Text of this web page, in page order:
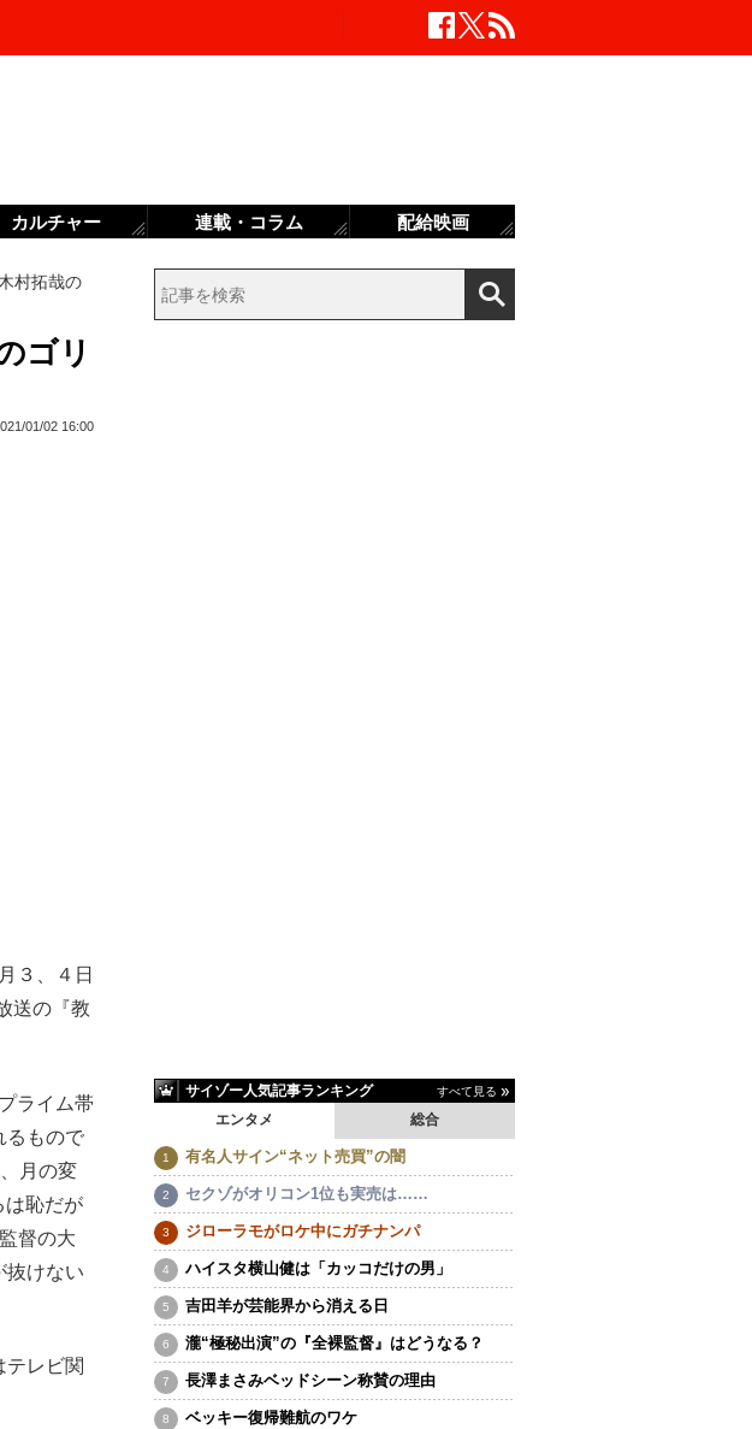
村拓哉の
ゴリ
01/02 16:00
３、４日
送の『教
ライム帯
るもので
月の変
は恥だが
督の大
抜けない
レビ関
サイゾー人気記事ランキング すべて見る
エンタメ 総合
有名人サイン“ネット売買”の闇
セクゾがオリコン1位も実売は……
ジローラモがロケ中にガチナンパ
ハイスタ横山健は「カッコだけの男」
吉田羊が芸能界から消える日
瀧“極秘出演”の『全裸監督』はどうなる？
長澤まさみベッドシーン称賛の理由
ベッキー復帰難航のワケ
カルチャー 連載・コラム 配給映画